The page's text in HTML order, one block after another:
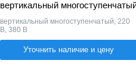
вертикальный
вертикальный многоступенчатый; 220
В, 380 В
Уточнить наличие и цену